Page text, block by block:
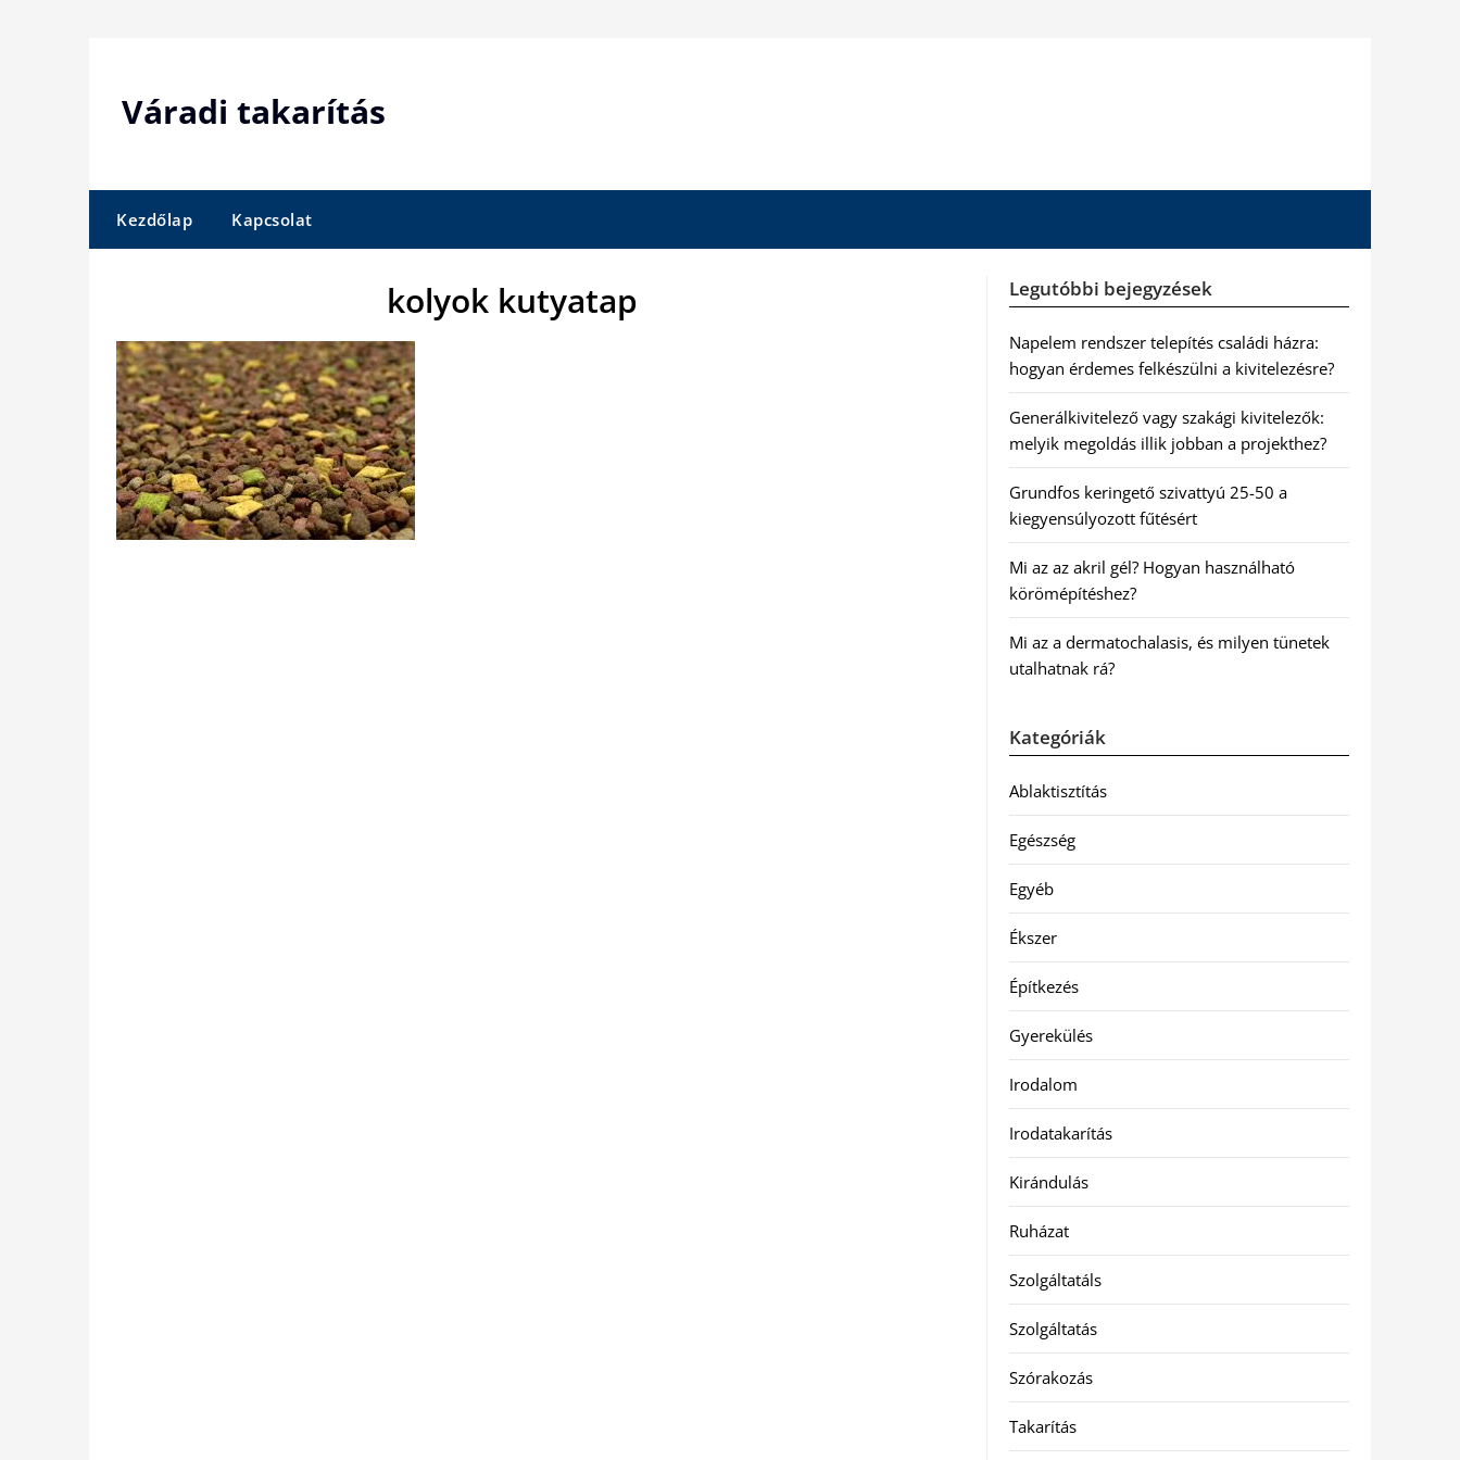
Váradi takarítás
Kezdőlap Kapcsolat
kolyok kutyatap Legutóbbi bejegyzések
Napelem rendszer telepítés családi házra:
hogyan érdemes felkészülni a kivitelezésre?
Generálkivitelező vagy szakági kivitelezők:
melyik megoldás illik jobban a projekthez?
Grundfos keringető szivattyú 25-50 a
kiegyensúlyozott fűtésért
Mi az az akril gél? Hogyan használható
körömépítéshez?
Mi az a dermatochalasis, és milyen tünetek
utalhatnak rá?
Kategóriák
Ablaktisztítás
Egészség
Egyéb
Ékszer
Építkezés
Gyerekülés
Irodalom
Irodatakarítás
Kirándulás
Ruházat
Szolgáltatáls
Szolgáltatás
Szórakozás
Takarítás